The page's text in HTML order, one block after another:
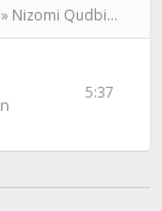
» Nizomi Qudbiddin
5:37